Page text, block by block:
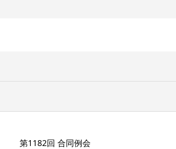
第1182回 合同例会